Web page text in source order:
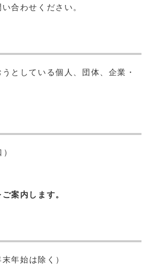
合わせください。
としている個人、団体、企業・
案内します。
年始は除く）